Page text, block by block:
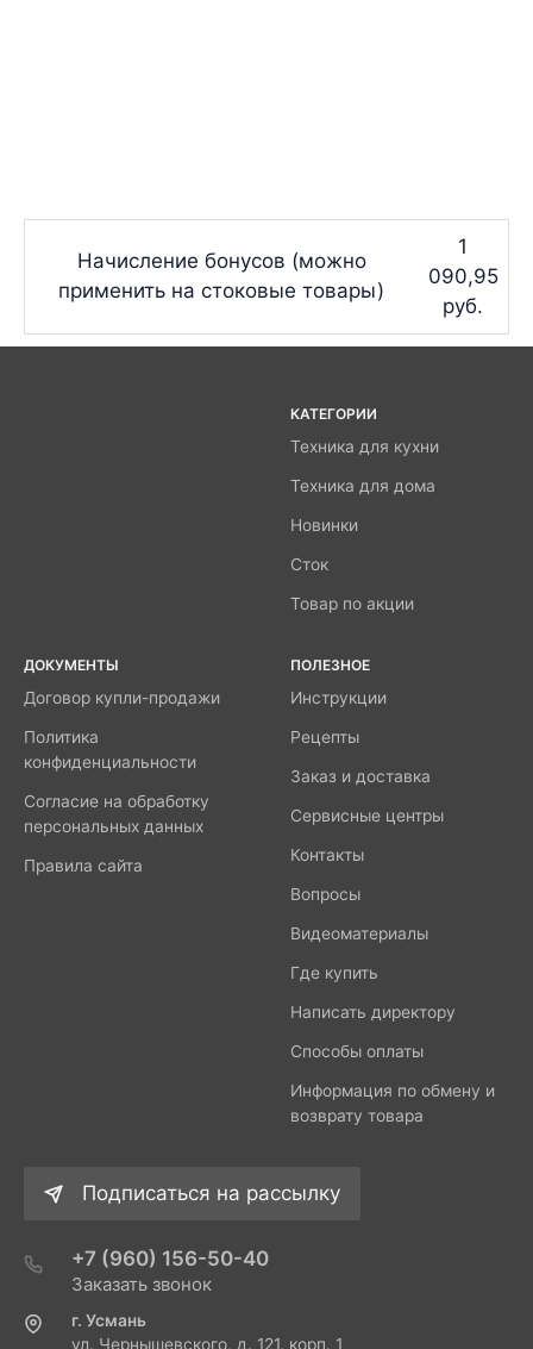
Начисление бонусов (можно
применить на стоковые товары)
1
090,95
руб.
КАТЕГОРИИ
Техника для кухни
Техника для дома
Новинки
Сток
Товар по акции
ДОКУМЕНТЫ
Договор купли-продажи
Политика
конфиденциальности
Согласие на обработку
персональных данных
Правила сайта
ПОЛЕЗНОЕ
Инструкции
Рецепты
Заказ и доставка
Сервисные центры
Контакты
Вопросы
Видеоматериалы
Где купить
Написать директору
Способы оплаты
Информация по обмену и
возврату товара
Подписаться на рассылку
+7 (960) 156-50-40
Заказать звонок
г. Усмань
ул. Чернышевского, д. 121, корп. 1